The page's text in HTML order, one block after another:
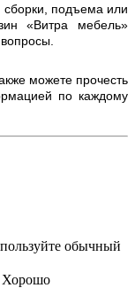
сборки, подъема или
«Витра мебель»
можете прочесть
по каждому
обычный
Хорошо